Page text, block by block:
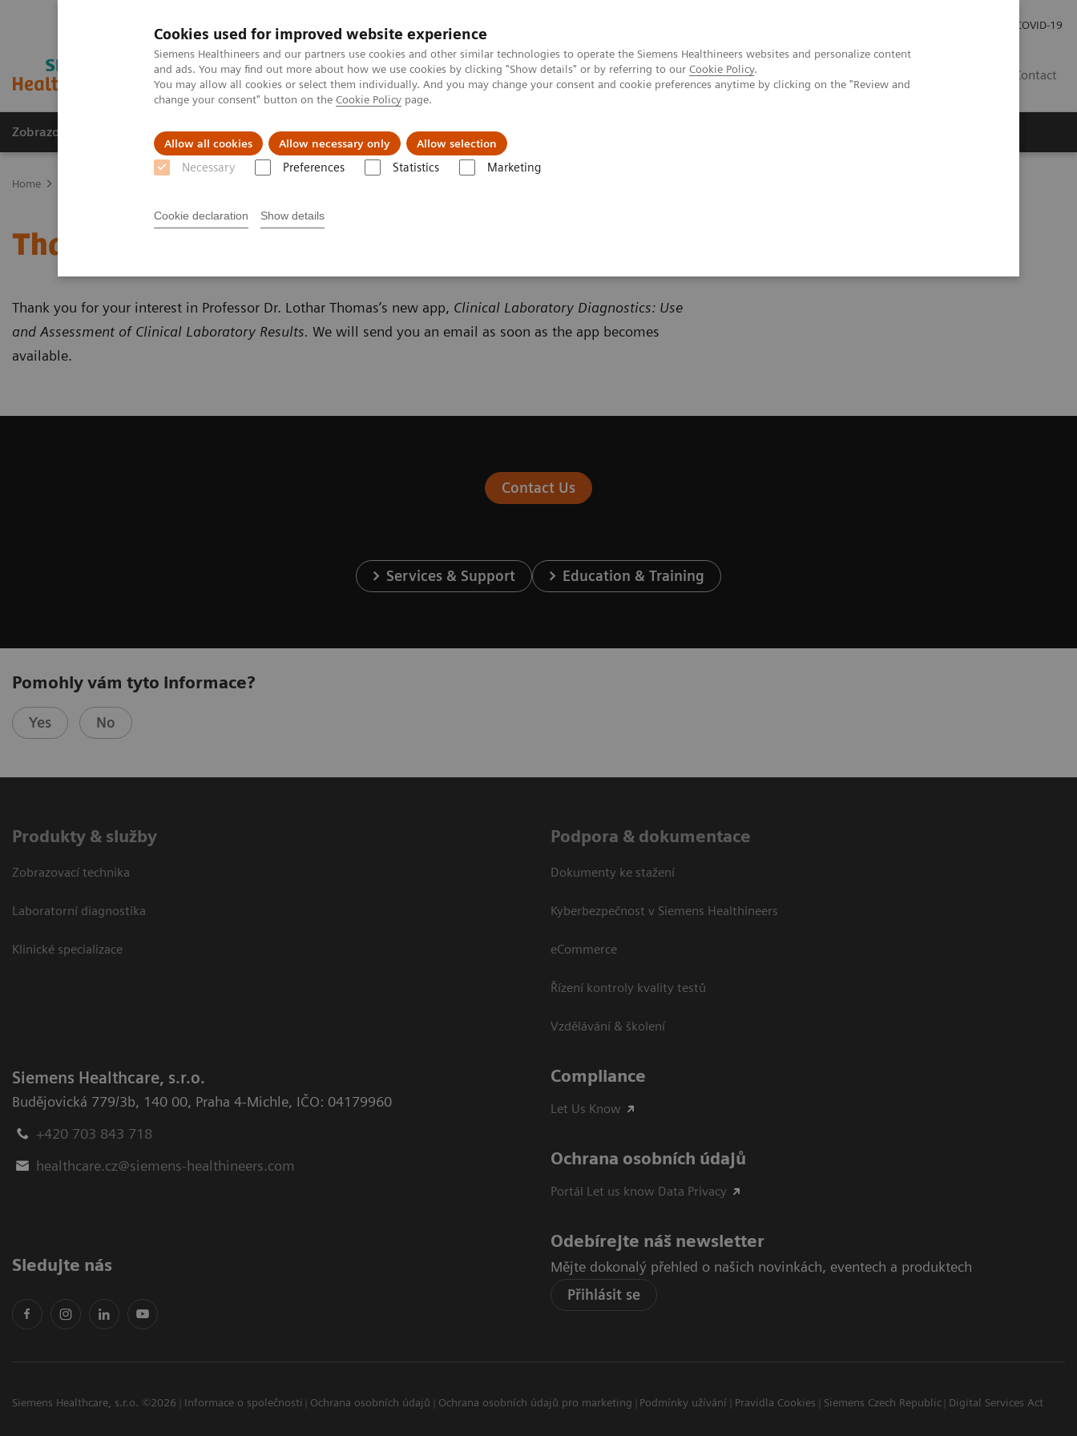
Cookies used for improved website experience
Siemens Healthineers and our partners use cookies and other similar technologies to operate the Siemens Healthineers websites and personalize content
and ads. You may find out more about how we use cookies by clicking "Show details" or by referring to our Cookie Policy.
You may allow all cookies or select them individually. And you may change your consent and cookie preferences anytime by clicking on the "Review and
change your consent" button on the Cookie Policy page.
Allow all cookies Allow necessary only Allow selection
Necessary Preferences Statistics Marketing
Cookie declaration Show details
COVID-19
Contact
Zobrazovací technika Laboratorní diagnostika Zákaznický servis
Home
Thank you for your interest
Thank you for your interest in Professor Dr. Lothar Thomas’s new app, Clinical Laboratory Diagnostics: Use
and Assessment of Clinical Laboratory Results. We will send you an email as soon as the app becomes
available.
Contact Us
Services & Support Education & Training
Pomohly vám tyto informace?
Yes No
Produkty & služby
Zobrazovací technika
Laboratorní diagnostika
Klinické specializace
Podpora & dokumentace
Dokumenty ke stažení
Kyberbezpečnost v Siemens Healthineers
eCommerce
Řízení kontroly kvality testů
Vzdělávání & školení
Siemens Healthcare, s.r.o.
Budějovická 779/3b, 140 00, Praha 4-Michle, IČO: 04179960
+420 703 843 718
healthcare.cz@siemens-healthineers.com
Compliance
Let Us Know
Ochrana osobních údajů
Portál Let us know Data Privacy
Sledujte nás
Odebírejte náš newsletter
Mějte dokonalý přehled o našich novinkách, eventech a produktech
Přihlásit se
Siemens Healthcare, s.r.o. ©2026 Informace o společnosti Ochrana osobních údajů Ochrana osobních údajů pro marketing Podmínky užívání Pravidla Cookies Siemens Czech Republic Digital Services Act